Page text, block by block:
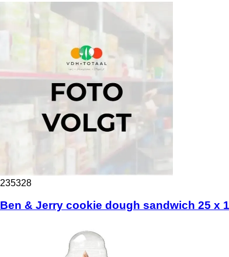
235328
Ben & Jerry cookie dough sandwich 25 x